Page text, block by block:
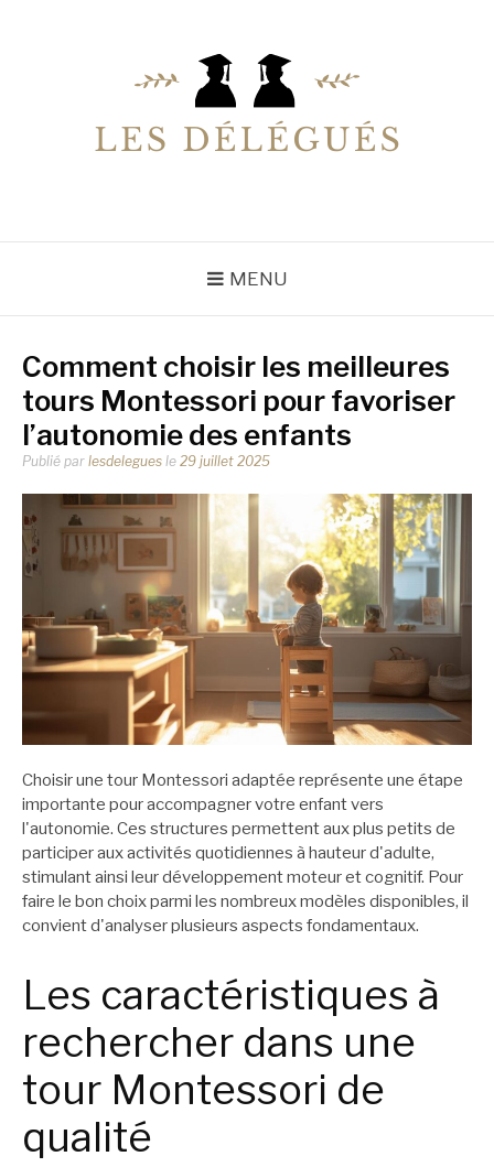
MENU
Comment choisir les meilleures
tours Montessori pour favoriser
l’autonomie des enfants
Publié par lesdelegues le 29 juillet 2025
Choisir une tour Montessori adaptée représente une étape
importante pour accompagner votre enfant vers
l'autonomie. Ces structures permettent aux plus petits de
participer aux activités quotidiennes à hauteur d'adulte,
stimulant ainsi leur développement moteur et cognitif. Pour
faire le bon choix parmi les nombreux modèles disponibles, il
convient d'analyser plusieurs aspects fondamentaux.
Les caractéristiques à
rechercher dans une
tour Montessori de
qualité